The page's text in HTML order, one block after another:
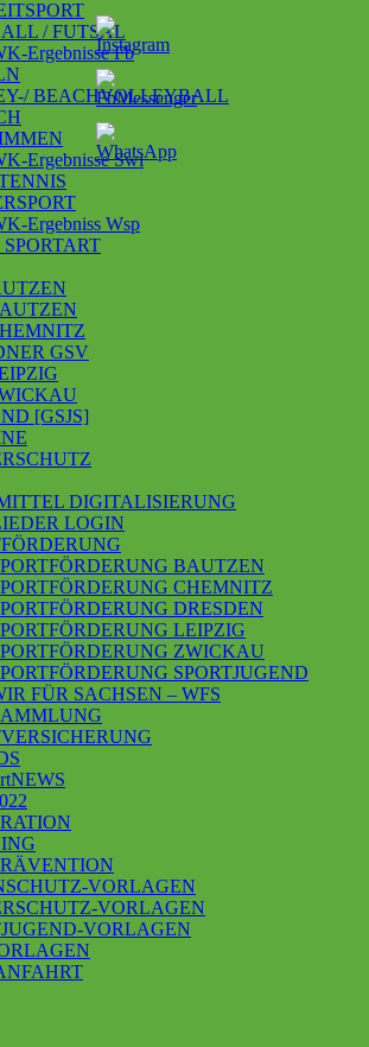
/ FUTSAL
Ergebnisse Fb
BEACHVOLLEYBALL
Ergebnisse Swi
Ergebniss Wsp
GSV
[GSJS]
DIGITALISIERUNG
LOGIN
BAUTZEN
CHEMNITZ
DRESDEN
LEIPZIG
ZWICKAU
SPORTJUGEND
FÜR SACHSEN – WFS
VORLAGEN
VORLAGEN
VORLAGEN